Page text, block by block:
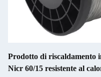
Prodotto di riscaldamento
Nicr 60/15 resistente al